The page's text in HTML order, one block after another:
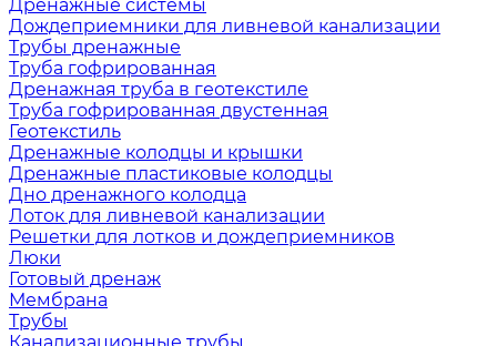
Дренажные системы
Дождеприемники для ливневой канализации
Трубы дренажные
Труба гофрированная
Дренажная труба в геотекстиле
Труба гофрированная двустенная
Геотекстиль
Дренажные колодцы и крышки
Дренажные пластиковые колодцы
Дно дренажного колодца
Лоток для ливневой канализации
Решетки для лотков и дождеприемников
Люки
Готовый дренаж
Мембрана
Трубы